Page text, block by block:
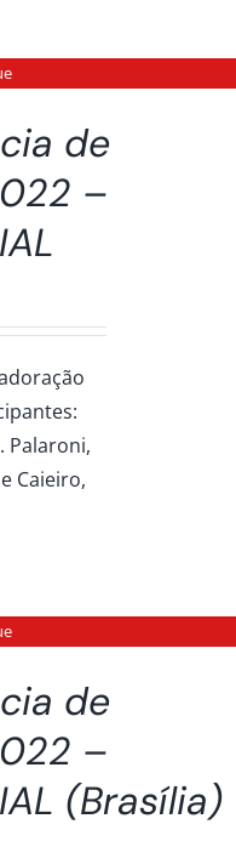
de
–
Palaroni,
Caieiro,
de
–
(Brasília)